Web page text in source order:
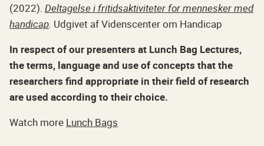
(2022). Deltagelse i fritidsaktiviteter for mennesker med
handicap. Udgivet af Videnscenter om Handicap
In respect of our presenters at Lunch Bag Lectures,
the terms, language and use of concepts that the
researchers find appropriate in their field of research
are used according to their choice.
Watch more Lunch Bags